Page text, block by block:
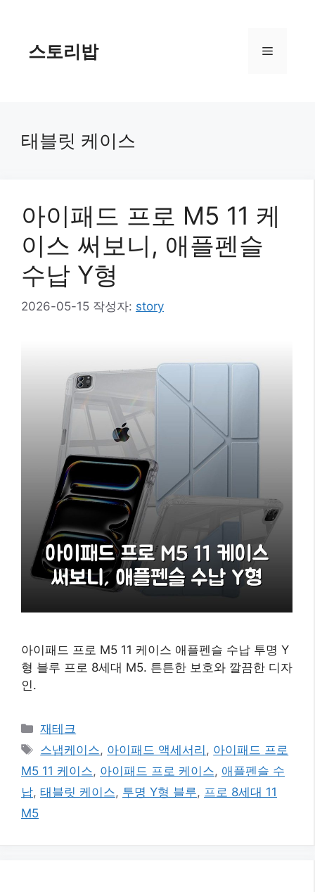
스토리밥 메
태블릿 케이스
아이패드 프로 M5 11 케
이스 써보니, 애플펜슬
수납 Y형
2026-05-15 작성자: story
아이패드 프로 M5 11 케이스 애플펜슬 수납 투명 Y
형 블루 프로 8세대 M5. 튼튼한 보호와 깔끔한 디자
인.
카
테
리
재테크
태
그
스냅케이스, 아이패드 액세서리 , 아이패드 프로
M5 11 케이스, 아이패드 프로 케이스, 애플펜슬 수
납, 태블릿 케이스, 투명 Y형 블루, 프로 8세대 11
M5